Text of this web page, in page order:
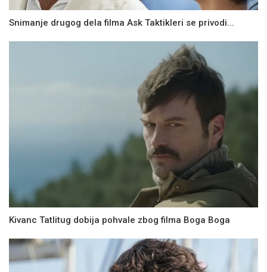
Snimanje drugog dela filma Ask Taktikleri se privodi...
Kivanc Tatlitug dobija pohvale zbog filma Boga Boga